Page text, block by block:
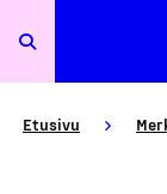
Etusivu